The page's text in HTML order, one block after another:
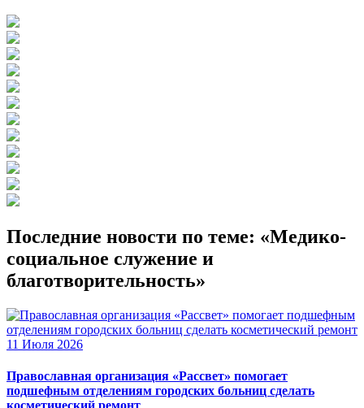
Последние новости по теме: «Медико-
социальное служение и
благотворительность»
11 Июля 2026
Православная организация «Рассвет» помогает
подшефным отделениям городских больниц сделать